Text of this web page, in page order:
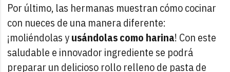
Por último, las hermanas muestran cómo cocinar
con nueces de una manera diferente:
¡moliéndolas yusándolas como harina! Con este
saludable e innovador ingrediente se podrá
preparar un delicioso rollo relleno de pasta de